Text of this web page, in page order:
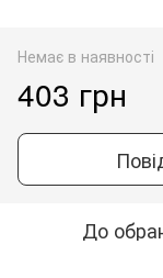
Немає в наявності
403 грн
До